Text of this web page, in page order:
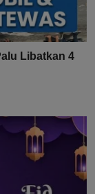
Libatkan 4